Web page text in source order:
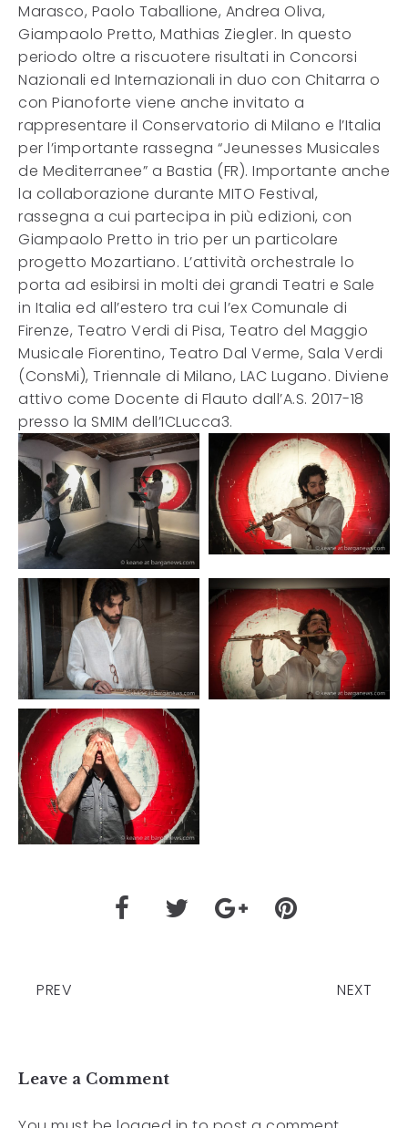
Marasco, Paolo Taballione, Andrea Oliva,
Giampaolo Pretto, Mathias Ziegler. In questo
periodo oltre a riscuotere risultati in Concorsi
Nazionali ed Internazionali in duo con Chitarra o
con Pianoforte viene anche invitato a
rappresentare il Conservatorio di Milano e l’Italia
per l’importante rassegna “Jeunesses Musicales
de Mediterranee” a Bastia (FR). Importante anche
la collaborazione durante MITO Festival,
rassegna a cui partecipa in più edizioni, con
Giampaolo Pretto in trio per un particolare
progetto Mozartiano. L’attività orchestrale lo
porta ad esibirsi in molti dei grandi Teatri e Sale
in Italia ed all’estero tra cui l’ex Comunale di
Firenze, Teatro Verdi di Pisa, Teatro del Maggio
Musicale Fiorentino, Teatro Dal Verme, Sala Verdi
(ConsMi), Triennale di Milano, LAC Lugano. Diviene
attivo come Docente di Flauto dall’A.S. 2017-18
presso la SMIM dell’ICLucca3.
PREV NEXT
Leave a Comment